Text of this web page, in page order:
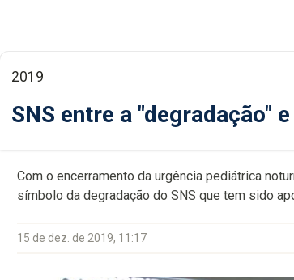
2019
SNS entre a "degradação"
Com o encerramento da urgência pediátrica
símbolo da degradação do SNS que tem sido
15 de dez. de 2019, 11:17